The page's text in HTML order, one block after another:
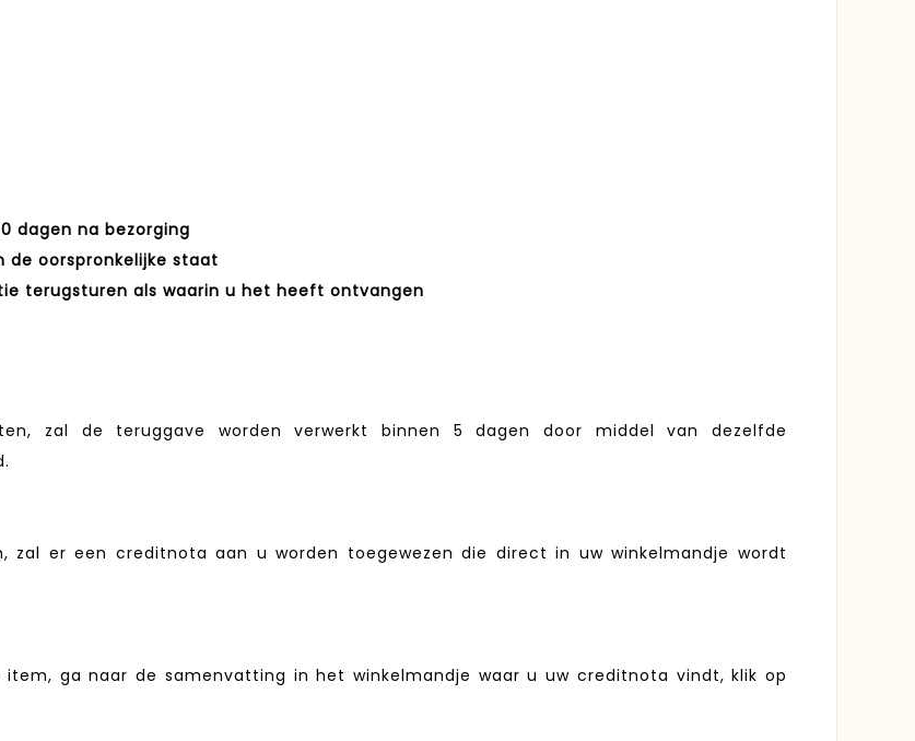
dagen na bezorging
oorspronkelijke staat
terugsturen als waarin u het heeft ontvangen
zal de teruggave worden verwerkt binnen 5 dagen door middel van dezelfde
zal er een creditnota aan u worden toegewezen die direct in uw winkelmandje wordt
ga naar de samenvatting in het winkelmandje waar u uw creditnota vindt, klik op